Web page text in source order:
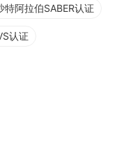
特阿拉伯SABER认证
认证